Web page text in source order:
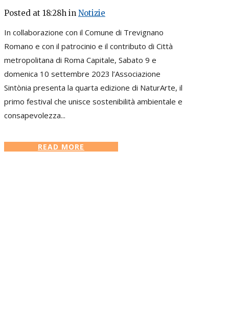
Posted at 18:28h in Notizie
In collaborazione con il Comune di Trevignano
Romano e con il patrocinio e il contributo di Città
metropolitana di Roma Capitale, Sabato 9 e
domenica 10 settembre 2023 l’Associazione
Sintònia presenta la quarta edizione di NaturArte, il
primo festival che unisce sostenibilità ambientale e
consapevolezza...
READ MORE